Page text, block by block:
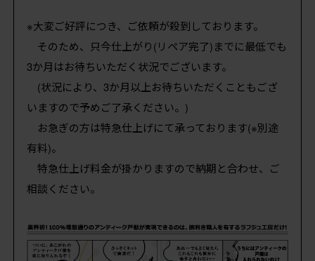
※大変ご好評につき、ご依頼が殺到しております。
そのため、只今仕上がり(リペア完了)までに最低でも
3か月はお待ちいただく状況でございます。
(状況により、3か月以上お待ちいただくこともござ
いますので予めご了承ください。)
お急ぎの方は特急仕上げにて承っております(※別途
有料)。
特急仕上げ料金が掛かりますので納期と合わせ、ご
相談ください。